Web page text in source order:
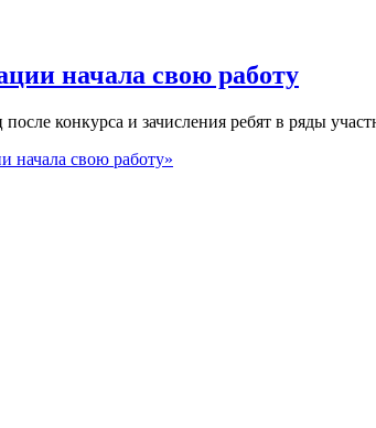
начала свою работу
конкурса и зачисления ребят в ряды
начала свою работу»